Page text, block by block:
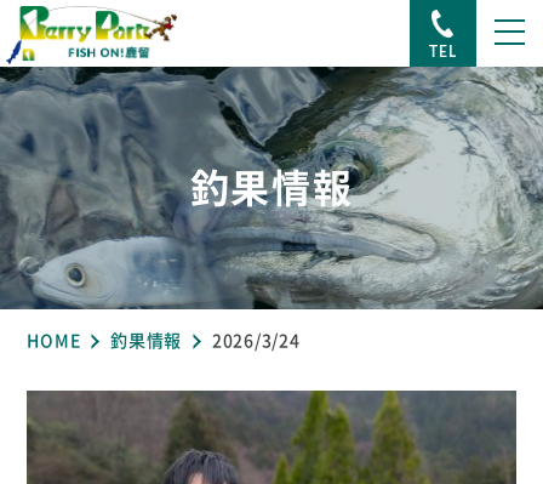
TEL
釣果情報
HOME 釣果情報 2026/3/24